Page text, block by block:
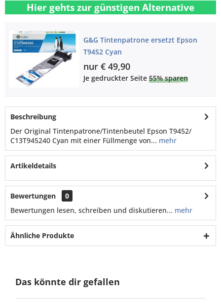
Hier gehts zur günstigen Alternative
G&G Tintenpatrone ersetzt Epson
T9452 Cyan
nur € 49,90
Je gedruckter Seite 55% sparen
Beschreibung
Der Original Tintenpatrone/Tintenbeutel Epson T9452/
C13T945240 Cyan mit einer Füllmenge von... mehr
Artikeldetails
Bewertungen
0
Bewertungen lesen, schreiben und diskutieren... mehr
Ähnliche Produkte
Das könnte dir gefallen